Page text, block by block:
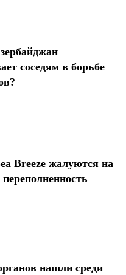
соседям в борьбе
Breeze жалуются на
нашли среди